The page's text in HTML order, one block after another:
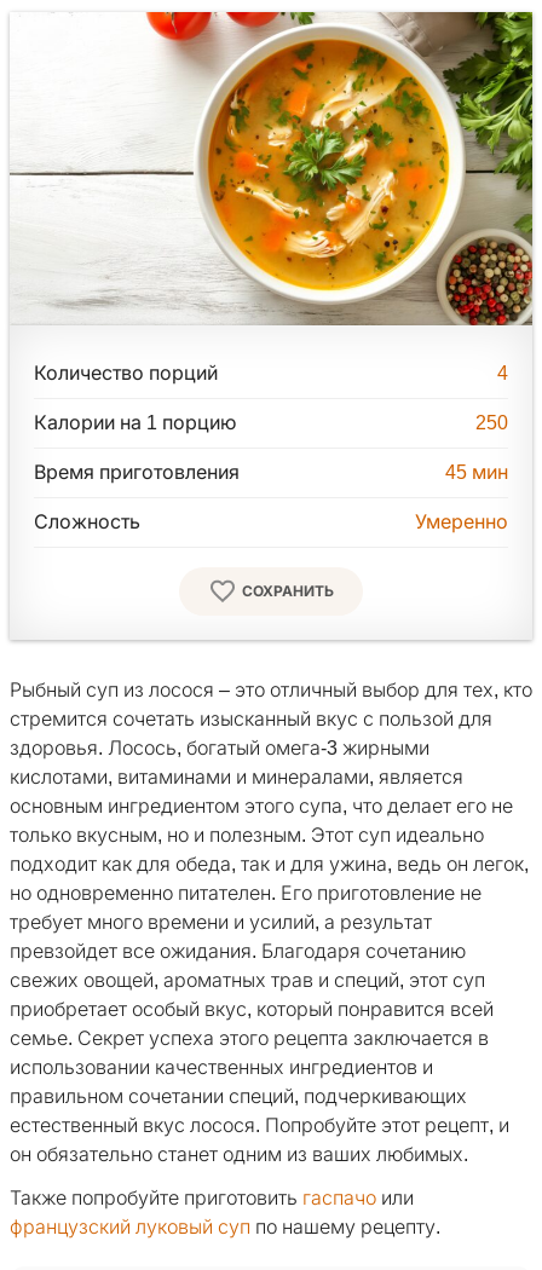
Количество порций 4
Калории на 1 порцию 250
Время приготовления 45 мин
Сложность Умеренно
СОХРАНИТЬ
Рыбный суп из лосося – это отличный выбор для тех, кто
стремится сочетать изысканный вкус с пользой для
здоровья. Лосось, богатый омега-3 жирными
кислотами, витаминами и минералами, является
основным ингредиентом этого супа, что делает его не
только вкусным, но и полезным. Этот суп идеально
подходит как для обеда, так и для ужина, ведь он легок,
но одновременно питателен. Его приготовление не
требует много времени и усилий, а результат
превзойдет все ожидания. Благодаря сочетанию
свежих овощей, ароматных трав и специй, этот суп
приобретает особый вкус, который понравится всей
семье. Секрет успеха этого рецепта заключается в
использовании качественных ингредиентов и
правильном сочетании специй, подчеркивающих
естественный вкус лосося. Попробуйте этот рецепт, и
он обязательно станет одним из ваших любимых.
Также попробуйте приготовить гаспачо или
французский луковый суп по нашему рецепту.